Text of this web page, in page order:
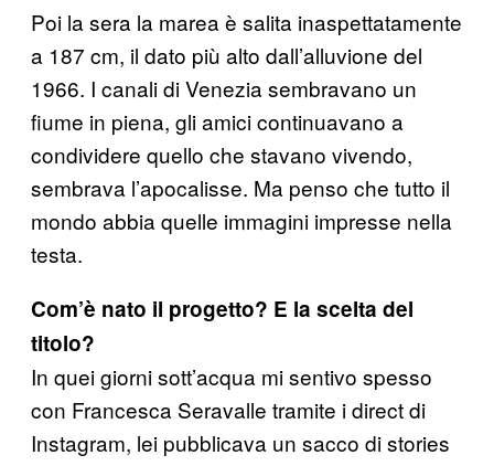
Poi la sera la marea è salita inaspettatamente
a 187 cm, il dato più alto dall’alluvione del
1966. I canali di Venezia sembravano un
fiume in piena, gli amici continuavano a
condividere quello che stavano vivendo,
sembrava l’apocalisse. Ma penso che tutto il
mondo abbia quelle immagini impresse nella
testa.
Com’è nato il progetto? E la scelta del
titolo?
In quei giorni sott’acqua mi sentivo spesso
con Francesca Seravalle tramite i direct di
Instagram, lei pubblicava un sacco di stories